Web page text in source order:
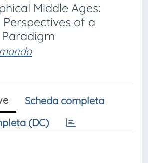
Middle Ages:
of a
Scheda completa
(DC)